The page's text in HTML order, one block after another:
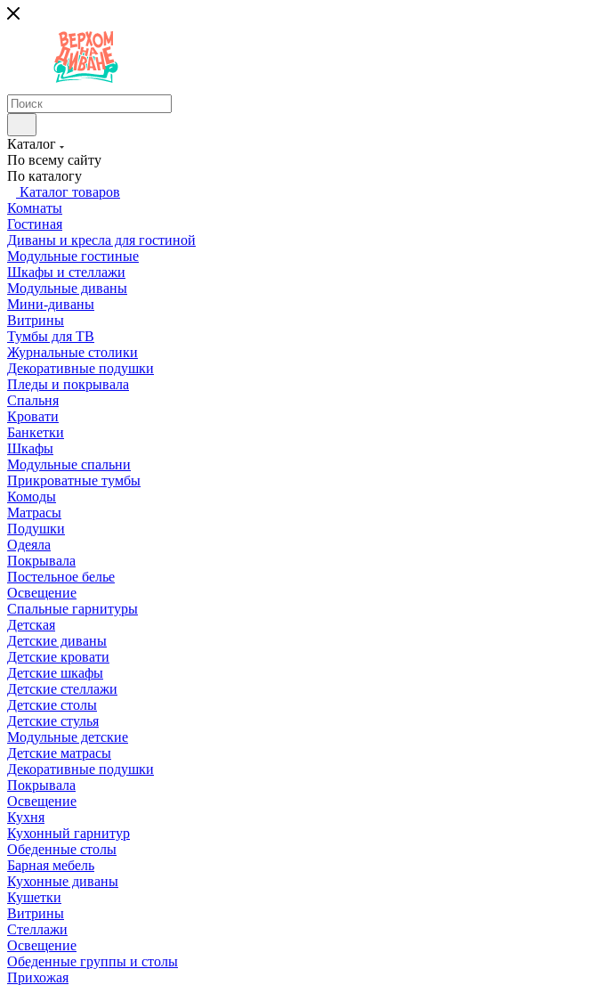
Каталог
По всему сайту
По каталогу
Каталог товаров
Комнаты
Гостиная
Диваны и кресла для гостиной
Модульные гостиные
Шкафы и стеллажи
Модульные диваны
Мини-диваны
Витрины
Тумбы для ТВ
Журнальные столики
Декоративные подушки
Пледы и покрывала
Спальня
Кровати
Банкетки
Шкафы
Модульные спальни
Прикроватные тумбы
Комоды
Матрасы
Подушки
Одеяла
Покрывала
Постельное белье
Освещение
Спальные гарнитуры
Детская
Детские диваны
Детские кровати
Детские шкафы
Детские стеллажи
Детские столы
Детские стулья
Модульные детские
Детские матрасы
Декоративные подушки
Покрывала
Освещение
Кухня
Кухонный гарнитур
Обеденные столы
Барная мебель
Кухонные диваны
Кушетки
Витрины
Стеллажи
Освещение
Обеденные группы и столы
Прихожая